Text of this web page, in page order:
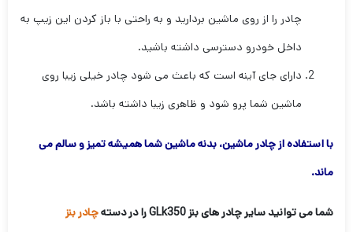
چادر را از روی ماشین بردارید و به راحتی با باز کردن این زیپ به
داخل خودرو دسترسی داشته باشید.
دارای جای آینه است که باعث می شود چادر خیلی زیبا روی
ماشین شما پرو شود و ظاهری زیبا داشته باشد.
با استفاده از چادر ماشین، بدنه ماشین شما همیشه تمیز و سالم می
ماند.
شما می توانید سایر چادر های بنز GLk350 را در دسته
چادر بنز